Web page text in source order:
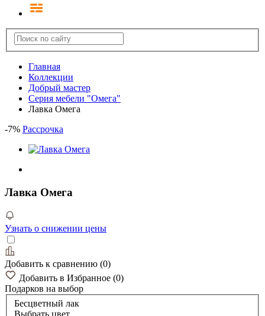
Главная
Коллекции
Добрый мастер
Серия мебели "Омега"
Лавка Омега
-7% Рассрочка
Лавка Омега
Узнать о снижении цены
Добавить к сравнению (0)
Добавить в Избранное (0)
Подарков на выбор
Бесцветный лак